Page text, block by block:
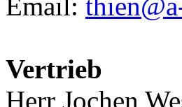
Vertrieb
Herr Jochen